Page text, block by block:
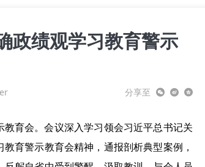
政绩观学习教育警示
分享至
育会。会议深入学习领会习近平总书记关
育警示教育会精神，通报剖析典型案例，